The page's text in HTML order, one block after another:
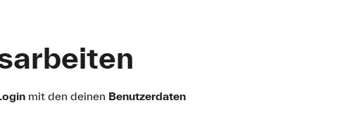
mit den deinen Benutzerdaten